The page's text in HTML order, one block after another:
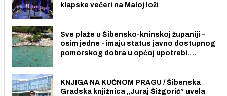
klapske večeri na Maloj loži
Sve plaže u Šibensko-kninskoj županiji –
osim jedne - imaju status javno dostupnog
pomorskog dobra u općoj upotrebi.
KNJIGA NA KUĆNOM PRAGU / Šibenska
Gradska knjižnica „Juraj Šižgorić” uvela